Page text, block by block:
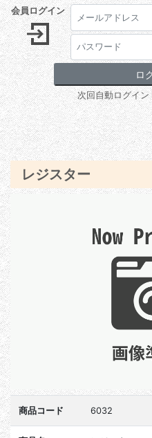
会員ログイン
次回自動ログイン
レジスター
商品コード 6032